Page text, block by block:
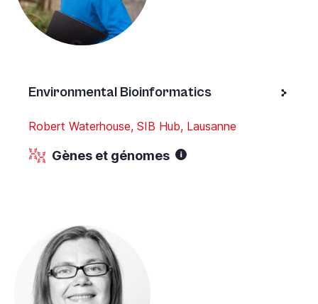
Environmental Bioinformatics
Robert Waterhouse, SIB Hub, Lausanne
Gènes et génomes